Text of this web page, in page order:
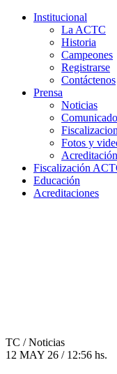
Institucional
La ACTC
Historia
Campeones
Registrarse
Contáctenos
Prensa
Noticias
Fotos y
Fiscalización
Educación
Acreditaciones
TC / Noticias
12 MAY 26 / 12:56 hs.